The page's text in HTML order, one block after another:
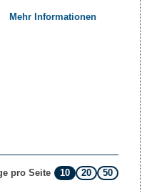
Mehr Informationen
pro Seite 10 20 50